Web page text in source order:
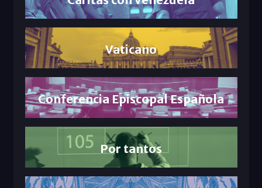
Vaticano
Conferencia Episcopal Española
Por tantos